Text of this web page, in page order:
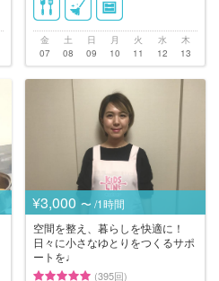
金
07
土
08
日
09
月
10
火
11
水
12
木
13
¥3,000 〜 /1時間
空間を整え、暮らしを快適に！
日々に小さなゆとりをつくるサポ
ートを♩
(395回)